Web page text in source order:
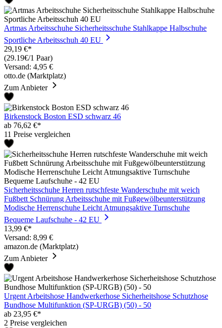
Artmas Arbeitsschuhe Sicherheitsschuhe Stahlkappe Halbschuhe
Sportliche Arbeitsschuh 40 EU
29,19 €*
(29.19€/1 Paar)
Versand: 4,95 €
otto.de (Marktplatz)
Zum Anbieter
Birkenstock Boston ESD schwarz 46
ab 76,62 €*
11 Preise vergleichen
Sicherheitsschuhe Herren rutschfeste Wanderschuhe mit weich
Fußbett Schnürung Arbeitsschuhe mit Fußgewölbeunterstützung
Modische Herrenschuhe Leicht Atmungsaktive Turnschuhe
Bequeme Laufschuhe - 42 EU
13,99 €*
Versand: 8,99 €
amazon.de (Marktplatz)
Zum Anbieter
Urgent Arbeitshose Handwerkerhose Sicherheitshose Schutzhose
Bundhose Multifunktion (SP-URGB) (50) - 50
ab 23,95 €*
2 Preise vergleichen